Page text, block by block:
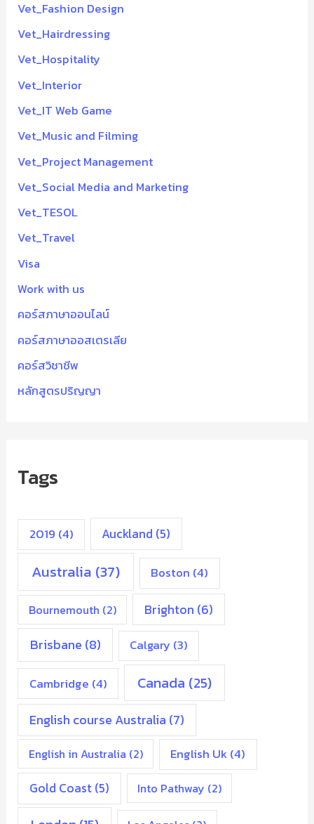
Vet_Fashion Design
Vet_Hairdressing
Vet_Hospitality
Vet_Interior
Vet_IT Web Game
Vet_Music and Filming
Vet_Project Management
Vet_Social Media and Marketing
Vet_TESOL
Vet_Travel
Visa
Work with us
คอร์สภาษาออนไลน์
คอร์สภาษาออสเตรเลีย
คอร์สวิชาชีพ
หลักสูตรปริญญา
Tags
2019 (4) Auckland (5)
Australia (37) Boston (4)
Bournemouth (2) Brighton (6)
Brisbane (8) Calgary (3)
Cambridge (4) Canada (25)
English course Australia (7)
English in Australia (2) English Uk(4)
Gold Coast(5) Into Pathway (2)